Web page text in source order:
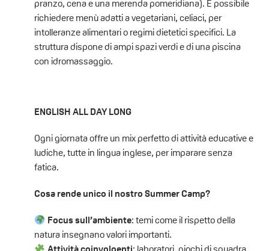
pranzo, cena e una merenda pomeridiana). É possibile
richiedere menù adatti a vegetariani, celiaci, per
intolleranze alimentari o regimi dietetici specifici. La
struttura dispone di ampi spazi verdi e di una piscina
con idromassaggio.
ENGLISH ALL DAY LONG
Ogni giornata offre un mix perfetto di attività educative e
ludiche, tutte in lingua inglese, per imparare senza
fatica.
Cosa rende unico il nostro Summer Camp?
Focus sull’ambiente: temi come il rispetto della
natura insegnano valori importanti.